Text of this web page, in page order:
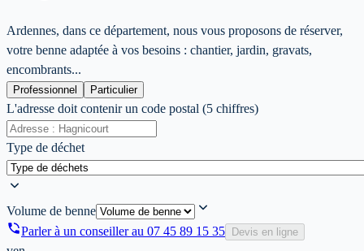
Ardennes, dans ce département, nous vous proposons de réserver,
votre benne adaptée à vos besoins : chantier, jardin, gravats,
encombrants...
Professionnel Particulier
L'adresse doit contenir un code postal (5 chiffres)
Type de déchet
Volume de benne
Parler à un conseiller au 07 45 89 15 35 Devis en ligne